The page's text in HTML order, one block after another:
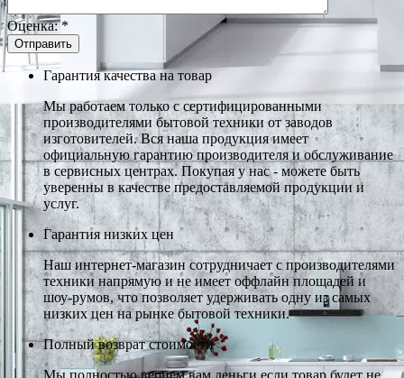
Оценка:*
Гарантия качества на товар
Мы работаем только с сертифицированными
производителями бытовой техники от заводов
изготовителей. Вся наша продукция имеет
официальную гарантию производителя и обслуживание
в сервисных центрах. Покупая у нас - можете быть
уверенны в качестве предоставляемой продукции и
услуг.
Гарантия низких цен
Наш интернет-магазин сотрудничает с производителями
техники напрямую и не имеет оффлайн площадей и
шоу-румов, что позволяет удерживать одну из самых
низких цен на рынке бытовой техники.
Полный возврат стоимости
Мы полностью вернем вам деньги если товар будет не